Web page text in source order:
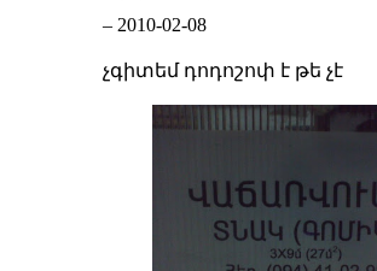
– 2010-02-08
չգիտեմ դոդոշոփ է թե չէ